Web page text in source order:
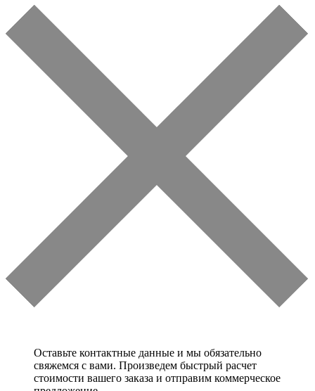
Оставьте контактные данные и мы обязательно
свяжемся с вами. Произведем быстрый расчет
стоимости вашего заказа и отправим коммерческое